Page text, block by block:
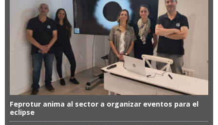
Feprotur anima al sector a organizar eventos para el
eclipse